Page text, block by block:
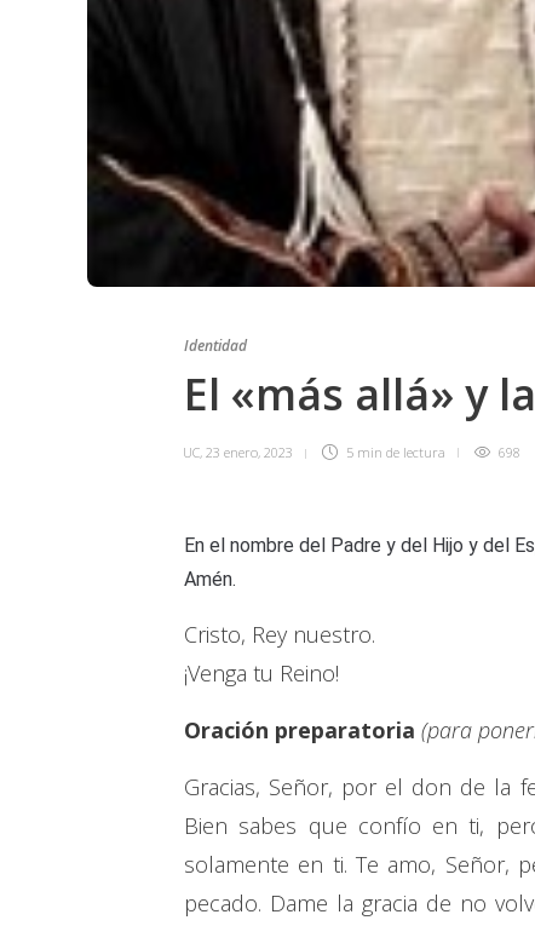
Identidad
El «más allá» y
UC, 23 enero, 2023 5 min de lectura 698
En el nombre del Padre y del Hijo y del
Amén.
Cristo, Rey nuestro.
¡Venga tu Reino!
Oración preparatoria (para
Gracias, Señor, por el don de la
Bien sabes que confío en ti,
solamente en ti. Te amo, Señor,
pecado. Dame la gracia de no